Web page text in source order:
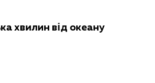
хвилин від океану